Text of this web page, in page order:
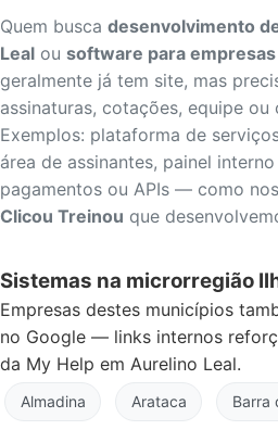
Quem busca desenvolvimento
Leal ou software para
geralmente já tem site, mas
assinaturas, cotações, equipe ou
Exemplos: plataforma de
área de assinantes, painel
pagamentos ou APIs — como
Clicou Treinou que
Sistemas na microrregião
Empresas destes municípios
no Google — links internos
da My Help em Aurelino Leal.
Almadina Arataca Barra